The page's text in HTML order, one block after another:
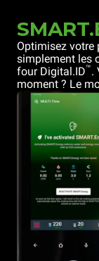
Optimisez votre
simplement les
four Digital.ID™.
moment ? Le